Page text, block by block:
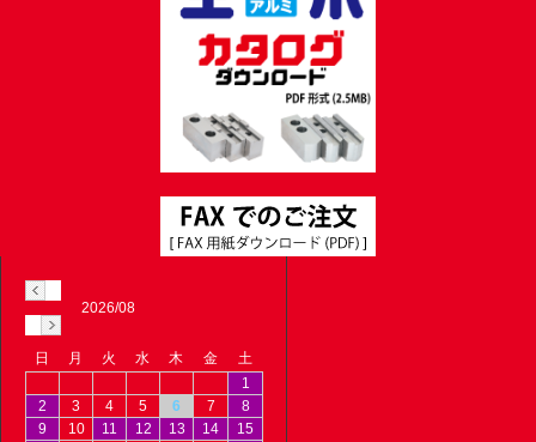
2026/08
日 月 火 水 木 金
土
1
2
3 4 5 6 7
8
9
10 11 12 13 14
15